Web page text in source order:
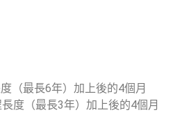
（最長6年）加上後的4個月
度（最長3年）加上後的4個月